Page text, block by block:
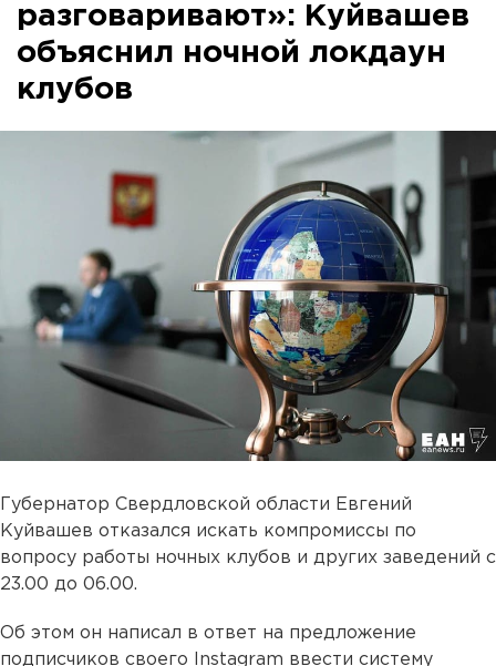
разговаривают»: Куйвашев
объяснил ночной локдаун
клубов
Губернатор Свердловской области Евгений
Куйвашев отказался искать компромиссы по
вопросу работы ночных клубов и других заведений с
23.00 до 06.00.
Об этом он написал в ответ на предложение
подписчиков своего Instagram ввести систему